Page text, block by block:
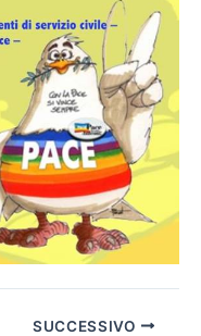
SUCCESSIVO